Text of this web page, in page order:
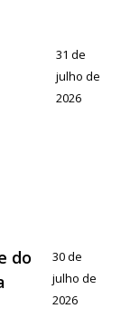
31 de
julho de
2026
do
30 de
julho de
2026